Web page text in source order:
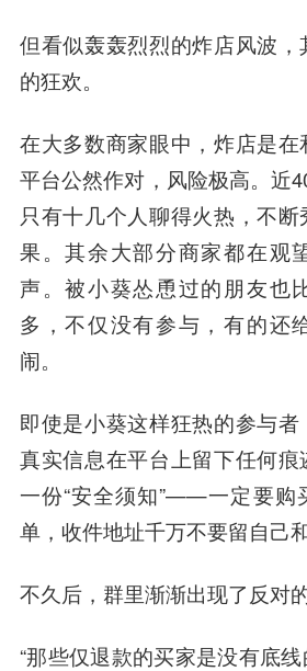
但看似轰轰烈烈的炸店风波，
的狂欢。
在大多数商家眼中，炸店是
平台公然作对，风险极高。近
只有十几个人聊得火热，不
果。其余大部分商家都在观
声。被小葵怂恿过的朋友也
多，不仅没有参与，有的还
闹。
即使是小葵这样狂热的参与
真实信息在平台上留下任何痕
一份“安全须知”——一定要购
单，收件地址千万不要留自己和
不久后，群里渐渐出现了反对的
“那些仅退款的买家是没有底